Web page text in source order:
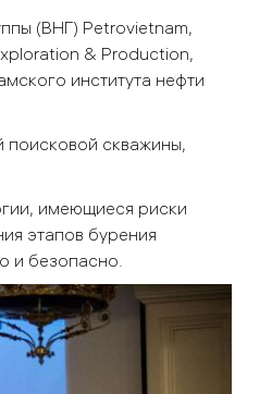
(ВНГ) Petrovietnam,
& Production,
института нефти
поисковой скважины,
имеющиеся риски
этапов бурения
и безопасно.